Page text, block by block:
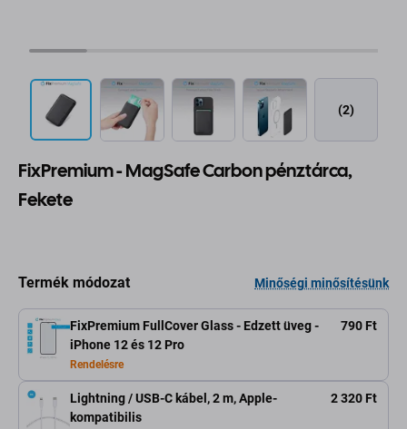
(2)
FixPremium - MagSafe Carbon pénztárca,
Fekete
Termék módozat Minőségi minősítésünk
FixPremium FullCover Glass - Edzett üveg -
iPhone 12 és 12 Pro
790 Ft
Rendelésre
Lightning / USB-C kábel, 2 m, Apple-
kompatibilis
2 320 Ft